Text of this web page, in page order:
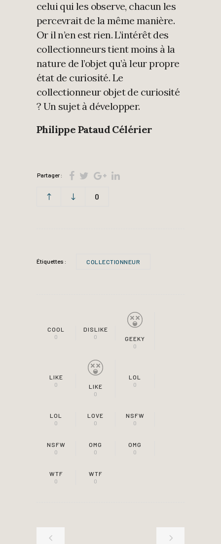
celui qui les observe, chacun les
percevrait de la même manière.
Or il n’en est rien. L’intérêt des
collectionneurs tient moins à la
nature de l’objet qu’à leur propre
état de curiosité. Le
collectionneur objet de curiosité
? Un sujet à développer.
Philippe Pataud Célérier
Partager :
0
Étiquettes : COLLECTIONNEUR
COOL
0
DISLIKE
0
GEEKY
0
LIKE
0
LIKE
0
LOL
0
LOL
0
LOVE
0
NSFW
0
NSFW
0
OMG
0
OMG
0
WTF
0
WTF
0